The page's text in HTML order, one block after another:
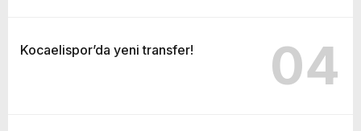
Kocaelispor’da yeni transfer! 04